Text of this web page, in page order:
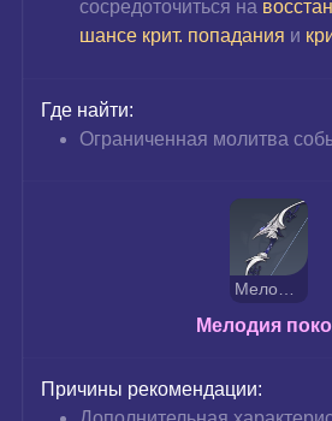
сосредоточиться на
шансе крит. попадания и
Где найти:
Ограниченная молитва
Мелодия
Причины рекомендации: